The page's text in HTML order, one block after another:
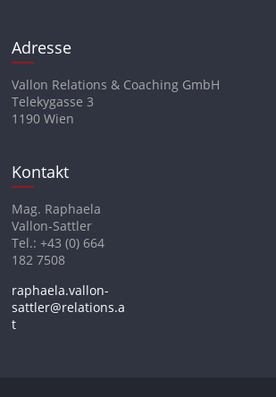
Adresse
Vallon Relations & Coaching GmbH
Telekygasse 3
1190 Wien
Kontakt
Mag. Raphaela
Vallon-Sattler
Tel.: +43 (0) 664
182 7508
raphaela.vallon-
sattler@relations.a
t